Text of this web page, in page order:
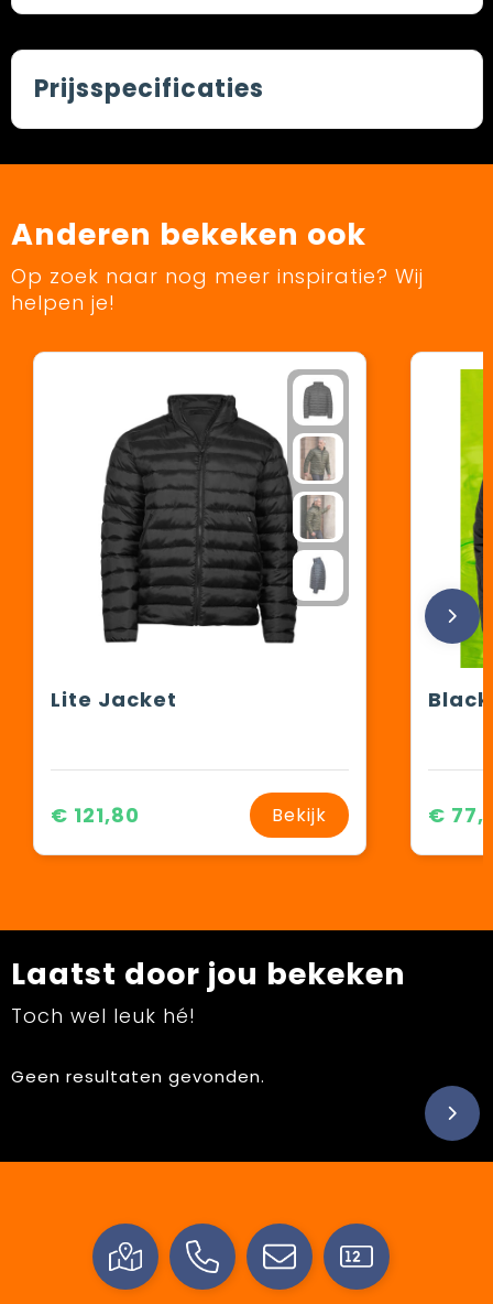
Prijsspecificaties
Anderen bekeken ook
Op zoek naar nog meer inspiratie? Wij
helpen je!
Lite Jacket
€ 121,80 Bekijk €
Laatst door jou bekeken
Toch wel leuk hé!
Geen resultaten gevonden.